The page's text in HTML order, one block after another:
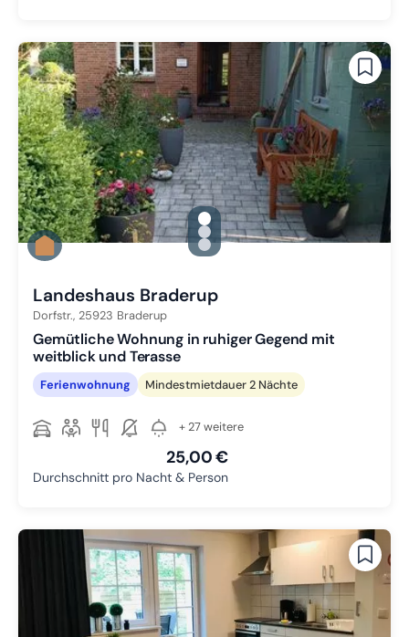
gallery.slide_selector
Zu Slide 1 wechseln
Zu Slide 2 wechseln
Zu Slide 3 wechseln
Landeshaus Braderup
Dorfstr., 25923 Braderup
Gemütliche Wohnung in ruhiger Gegend mit
weitblick und Terasse
Ferienwohnung Mindestmietdauer 2 Nächte
+ 27 weitere
25,00 €
Durchschnitt pro Nacht & Person